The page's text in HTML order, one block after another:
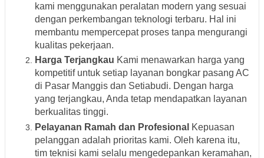
kami menggunakan peralatan modern yang sesuai
dengan perkembangan teknologi terbaru. Hal ini
membantu mempercepat proses tanpa mengurangi
kualitas pekerjaan.
Harga Terjangkau Kami menawarkan harga yang
kompetitif untuk setiap layanan bongkar pasang AC
di Pasar Manggis dan Setiabudi. Dengan harga
yang terjangkau, Anda tetap mendapatkan layanan
berkualitas tinggi.
Pelayanan Ramah dan Profesional Kepuasan
pelanggan adalah prioritas kami. Oleh karena itu,
tim teknisi kami selalu mengedepankan keramahan,